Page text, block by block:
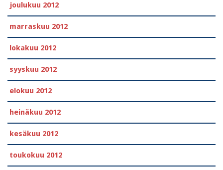
joulukuu 2012
marraskuu 2012
lokakuu 2012
syyskuu 2012
elokuu 2012
heinäkuu 2012
kesäkuu 2012
toukokuu 2012